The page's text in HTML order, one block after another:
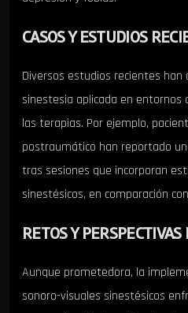
CASOS Y ESTUDIOS
Diversos estudios recientes
sinestesia aplicada en entornos
las terapias. Por ejemplo,
postraumático han reportado
tras sesiones que incorporan
sinestésicos, en comparación
RETOS Y
Aunque prometedora, la
sonoro-visuales sinestésicos